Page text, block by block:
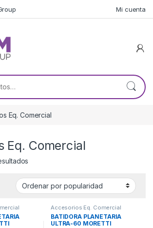
Mi cuenta
Eq. Comercial
Eq. Comercial
Accesorios Eq. Comercial
BATIDORA PLANETARIA
ULTRA-60 MORETTI